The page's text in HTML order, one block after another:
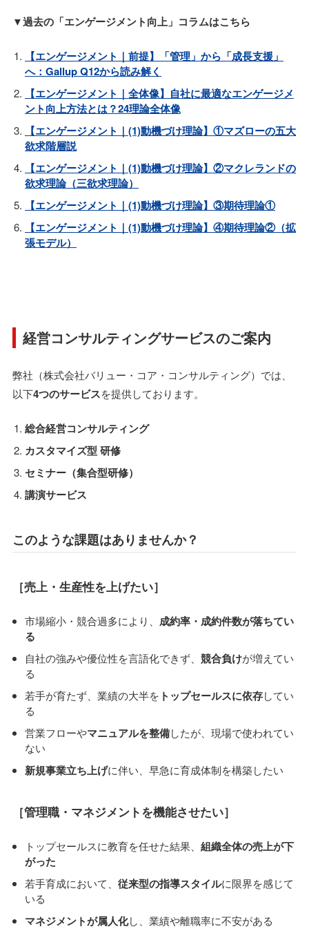
▼過去の「エンゲージメント向上」コラムはこちら
【エンゲージメント｜前提】「管理」から「成長支援」
へ：Gallup Q12から読み解く
【エンゲージメント｜全体像】自社に最適なエンゲージメ
ント向上方法とは？24理論全体像
【エンゲージメント｜(1)動機づけ理論】①マズローの五大
欲求階層説
【エンゲージメント｜(1)動機づけ理論】②マクレランドの
欲求理論（三欲求理論）
【エンゲージメント｜(1)動機づけ理論】③期待理論①
【エンゲージメント｜(1)動機づけ理論】④期待理論②（拡
張モデル）
経営コンサルティングサービスのご案内
弊社（株式会社バリュー・コア・コンサルティング）では、
以下4つのサービスを提供しております。
総合経営コンサルティング
カスタマイズ型 研修
セミナー（集合型研修）
講演サービス
このような課題はありませんか？
［売上・生産性を上げたい］
市場縮小・競合過多により、 成約率・成約件数が落ちてい
る
自社の強みや優位性を言語化できず、 競合負けが増えてい
る
若手が育たず、業績の大半を トップセールスに依存してい
る
営業フローやマニュアルを整備したが、現場で使われてい
ない
新規事業立ち上げに伴い、早急に育成体制を構築したい
［管理職・マネジメントを機能させたい］
トップセールスに教育を任せた結果、 組織全体の売上が下
がった
若手育成において、 従来型の指導スタイルに限界を感じて
いる
マネジメントが属人化し、業績や離職率に不安がある